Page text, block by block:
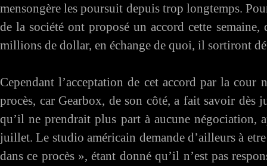
mensongère les poursuit depuis trop longtemps.
de la société ont proposé un accord cette
millions de dollar, en échange de quoi, il sortiront
Cependant l’acceptation de cet accord par la
procès, car Gearbox, de son côté, a fait savoir dès
qu’il ne prendrait plus part à aucune négociation,
juillet. Le studio américain demande d’ailleurs à
dans ce procès », étant donné qu’il n’est pas